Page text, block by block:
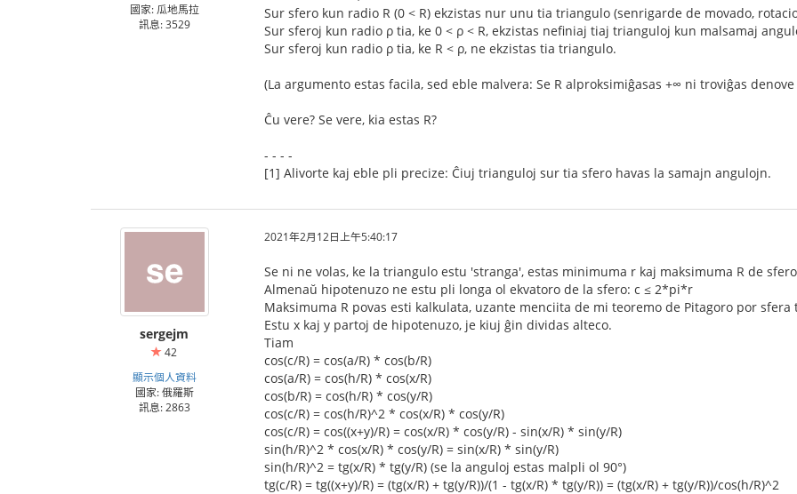
國家: 瓜地馬拉
訊息: 3529
Sur sfero kun radio R (0 < R) ekzistas nur unu tia triangulo (senrigarde de movado,
Sur sferoj kun radio ρ tia, ke 0 < ρ < R, ekzistas nefiniaj tiaj trianguloj kun malsamaj
Sur sferoj kun radio ρ tia, ke R < ρ, ne ekzistas tia triangulo.
(La argumento estas facila, sed eble malvera: Se R alproksimiĝasas +∞ ni troviĝas
Ĉu vere? Se vere, kia estas R?
- - - -
[1] Alivorte kaj eble pli precize: Ĉiuj trianguloj sur tia sfero havas la samajn angulojn.
sergejm
42
顯示個人資料
國家: 俄羅斯
訊息: 2863
2021年2月12日上午5:40:17
Se ni ne volas, ke la triangulo estu 'stranga', estas minimuma r kaj maksimuma R de
Almenaŭ hipotenuzo ne estu pli longa ol ekvatoro de la sfero: c ≤ 2*pi*r
Maksimuma R povas esti kalkulata, uzante menciita de mi teoremo de Pitagoro por
Estu x kaj y partoj de hipotenuzo, je kiuj ĝin dividas alteco.
Tiam
cos(c/R) = cos(a/R) * cos(b/R)
cos(a/R) = cos(h/R) * cos(x/R)
cos(b/R) = cos(h/R) * cos(y/R)
cos(c/R) = cos(h/R)^2 * cos(x/R) * cos(y/R)
cos(c/R) = cos((x+y)/R) = cos(x/R) * cos(y/R) - sin(x/R) * sin(y/R)
sin(h/R)^2 * cos(x/R) * cos(y/R) = sin(x/R) * sin(y/R)
sin(h/R)^2 = tg(x/R) * tg(y/R) (se la anguloj estas malpli ol 90°)
tg(c/R) = tg((x+y)/R) = (tg(x/R) + tg(y/R))/(1 - tg(x/R) * tg(y/R)) = (tg(x/R) + tg(y/R))/cos(h/R)^2